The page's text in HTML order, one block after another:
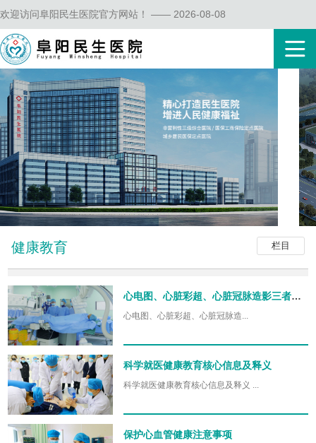
欢迎访问阜阳民生医院官方网站！ —— 2026-08-08
栏目
健康教育
心电图、心脏彩超、心脏冠脉造影三者的区别
心电图、心脏彩超、心脏冠脉造...
​科学就医健康教育核心信息及释义
科学就医健康教育核心信息及释义 ...
保护心血管健康注意事项